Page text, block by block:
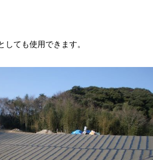
しても使用できます。